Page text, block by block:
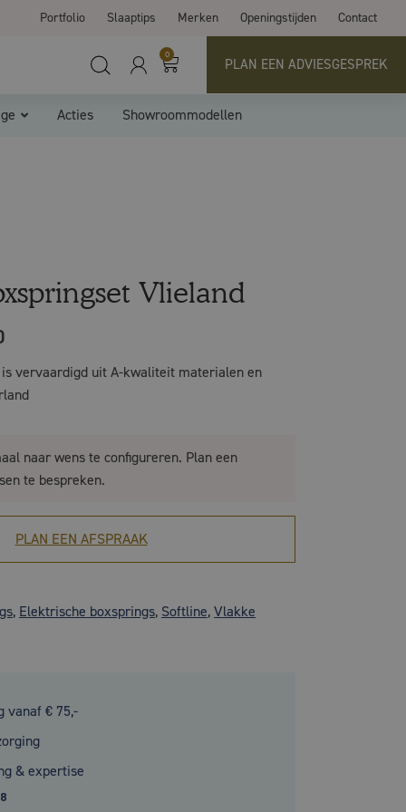
Portfolio Slaaptips Merken Openingstijden Contact
0
PLAN EEN ADVIESGESPREK
Acties Showroommodellen
Vlieland
vervaardigd uit A-kwaliteit materialen en
naar wens te configureren. Plan een
te bespreken.
PLAN EEN AFSPRAAK
, Elektrische boxsprings, Softline,Vlakke
vanaf € 75,-
& expertise